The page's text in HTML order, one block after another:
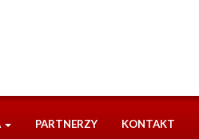
PARTNERZY KONTAKT